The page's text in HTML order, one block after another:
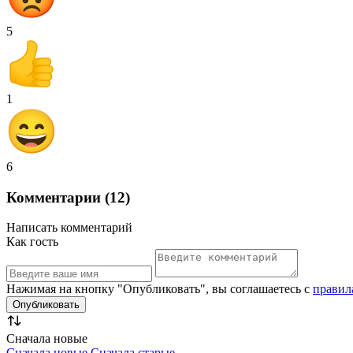
5
1
6
Комментарии (12)
Написать комментарий
Как гость
Нажимая на кнопку "Опубликовать", вы соглашаетесь с
Сначала новые